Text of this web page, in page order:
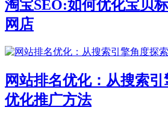
淘宝SEO:如何优化宝贝
网店
网站排名优化：从搜索
优化推广方法